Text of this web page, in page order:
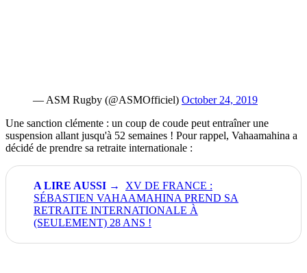
— ASM Rugby (@ASMOfficiel) October 24, 2019
Une sanction clémente : un coup de coude peut entraîner une
suspension allant jusqu'à 52 semaines ! Pour rappel, Vahaamahina a
décidé de prendre sa retraite internationale :
XV DE FRANCE :
SÉBASTIEN VAHAAMAHINA PREND SA
RETRAITE INTERNATIONALE À
(SEULEMENT) 28 ANS !